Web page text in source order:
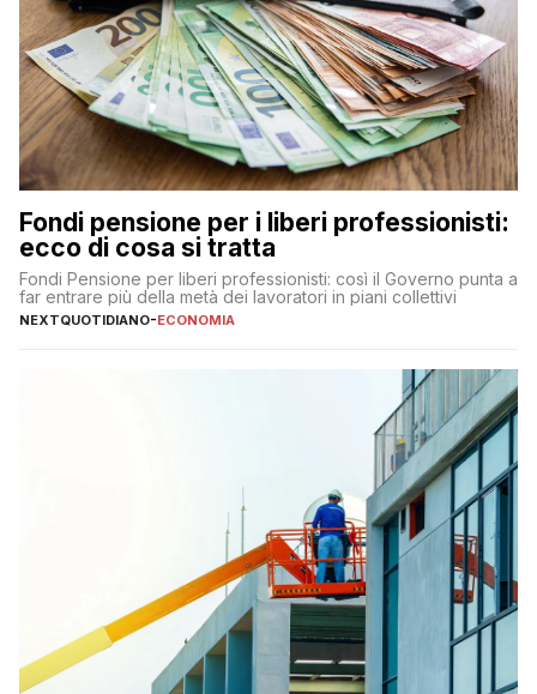
Fondi pensione per i liberi professionisti:
ecco di cosa si tratta
Fondi Pensione per liberi professionisti: così il Governo punta a
far entrare più della metà dei lavoratori in piani collettivi
NEXTQUOTIDIANO-ECONOMIA